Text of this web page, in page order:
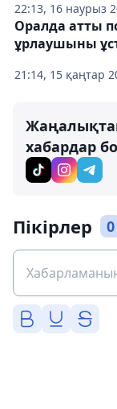
22:13, 16 наурыз
21:14, 15 қаңтар
Оралда атты
ұрлаушыны
хабардар
Пікірлер 0